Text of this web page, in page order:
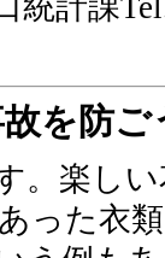
を防ご
。楽し
った衣